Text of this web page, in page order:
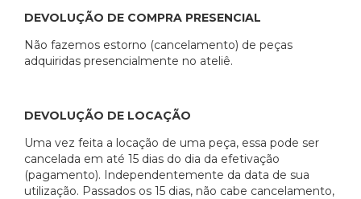
DEVOLUÇÃO DE COMPRA PRESENCIAL
Não fazemos estorno (cancelamento) de peças
adquiridas presencialmente no ateliê.
DEVOLUÇÃO DE LOCAÇÃO
Uma vez feita a locação de uma peça, essa pode ser
cancelada em até 15 dias do dia da efetivação
(pagamento). Independentemente da data de sua
utilização. Passados os 15 dias, não cabe cancelamento,